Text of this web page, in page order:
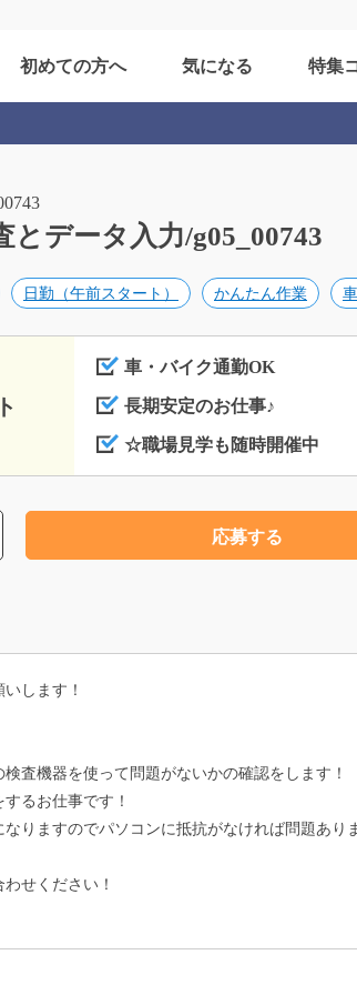
初めての方へ 気になる 特集
とデータ入力/g05_00743
日勤（午前スタート） かんたん作業
車・バイク通勤OK
長期安定のお仕事♪
☆職場見学も随時開催中
応募する
します！
査機器を使って問題がないかの確認をします！
るお仕事です！
りますのでパソコンに抵抗がなければ問題あり
せください！